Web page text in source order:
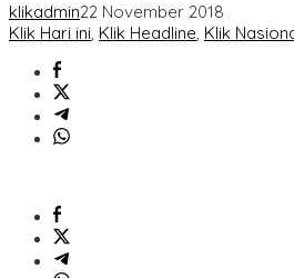
klikadmin22 November 2018
Klik Hari ini, Klik Headline, Klik